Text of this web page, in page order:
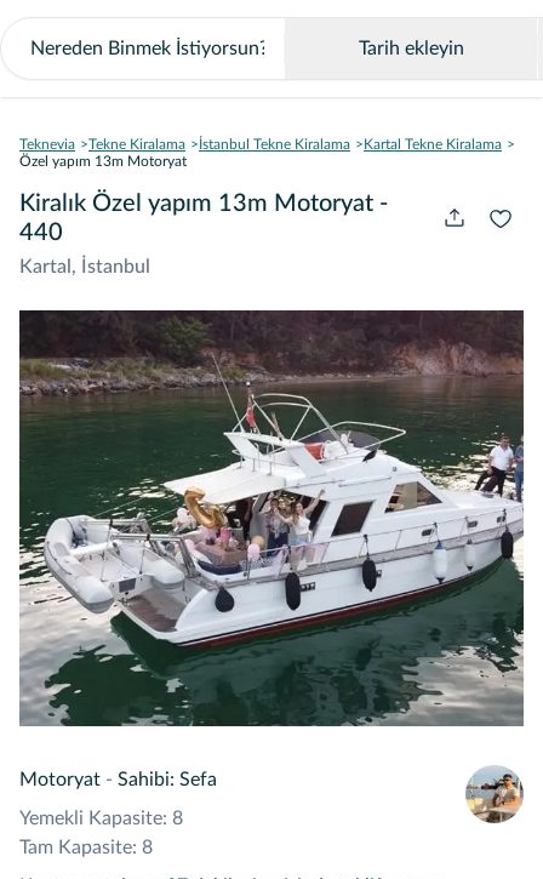
Tarih ekleyin
Teknevia Tekne Kiralama İstanbul Tekne Kiralama
Kartal Tekne Kiralama
Özel yapım 13m Motoryat
Kiralık Özel yapım 13m Motoryat -
440
Kartal, İstanbul
Motoryat - Sahibi: Sefa
Yemekli Kapasite: 8
Tam Kapasite: 8